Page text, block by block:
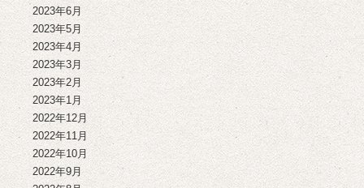
2023年6月
2023年5月
2023年4月
2023年3月
2023年2月
2023年1月
2022年12月
2022年11月
2022年10月
2022年9月